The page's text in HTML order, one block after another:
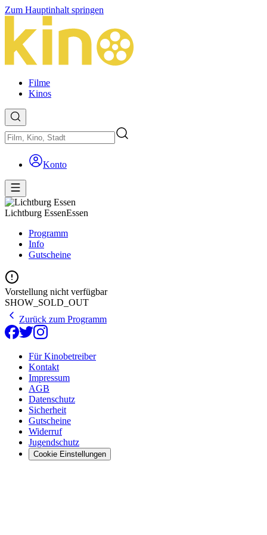
Zum Hauptinhalt springen
Filme
Kinos
Konto
Lichtburg EssenEssen
Programm
Info
Gutscheine
Vorstellung nicht verfügbar
SHOW_SOLD_OUT
Zurück zum Programm
Für Kinobetreiber
Kontakt
Impressum
AGB
Datenschutz
Sicherheit
Gutscheine
Widerruf
Jugendschutz
Cookie Einstellungen